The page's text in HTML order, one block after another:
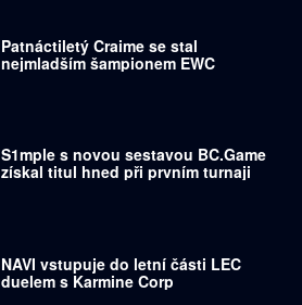
Patnáctiletý Craime se stal
nejmladším šampionem EWC
S1mple s novou sestavou BC.Game
získal titul hned při prvním turnaji
NAVI vstupuje do letní části LEC
duelem s Karmine Corp